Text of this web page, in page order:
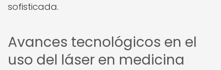
sofisticada.
Avances tecnológicos en el
uso del láser en medicina